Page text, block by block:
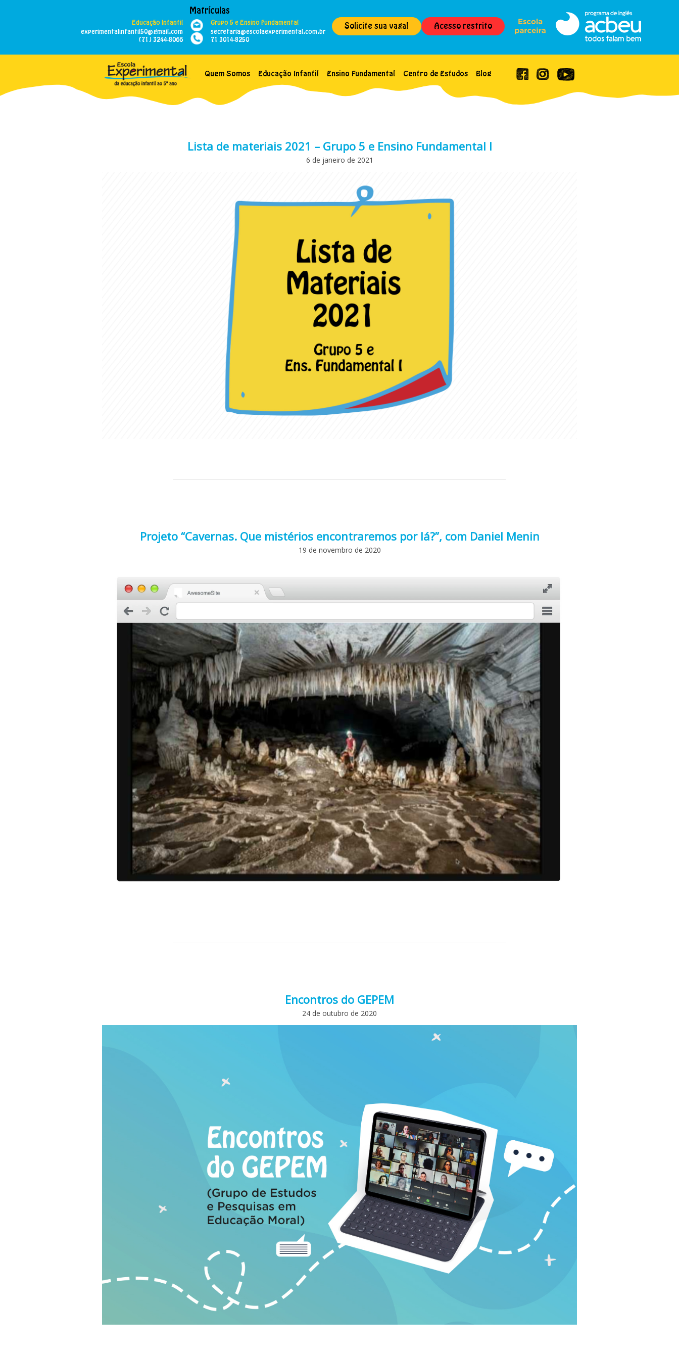
Matrículas
Educação Infantil
experimentalinfantil50@gmail.com
(71) 3244-8066
Grupo 5 e Ensino Fundamental
secretaria@escolaexperimental.com.br
71 3014-8250
Solicite sua vaga! Acesso restrito
Quem Somos Educação Infantil Ensino Fundamental Centro de Estudos Blog
Lista de materiais 2021 – Grupo 5 e Ensino Fundamental I
6 de janeiro de 2021
Projeto “Cavernas. Que mistérios encontraremos por lá?”, com Daniel Menin
19 de novembro de 2020
Encontros do GEPEM
24 de outubro de 2020